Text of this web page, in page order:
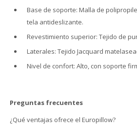
Base de soporte: Malla de
tela antideslizante.
Revestimiento superior: Tejido de
Laterales: Tejido Jacquard
Nivel de confort: Alto, con soporte
Preguntas frecuentes
¿Qué ventajas ofrece el Europillow?